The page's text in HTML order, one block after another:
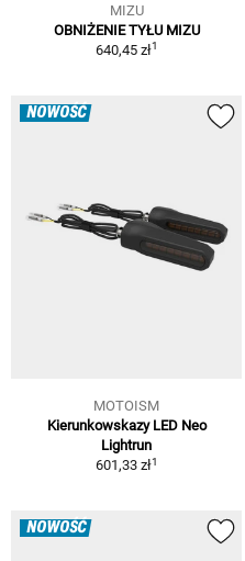
MIZU
OBNIŻENIE TYŁU MIZU
640,45 zł1
NOWOŚĆ
MOTOISM
Kierunkowskazy LED Neo
Lightrun
601,33 zł1
NOWOŚĆ